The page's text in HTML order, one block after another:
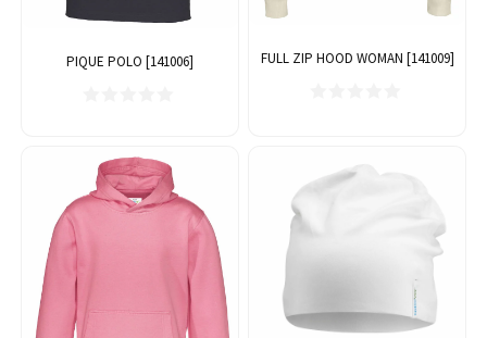
PIQUE POLO [141006] FULL ZIP HOOD WOMAN [141009]